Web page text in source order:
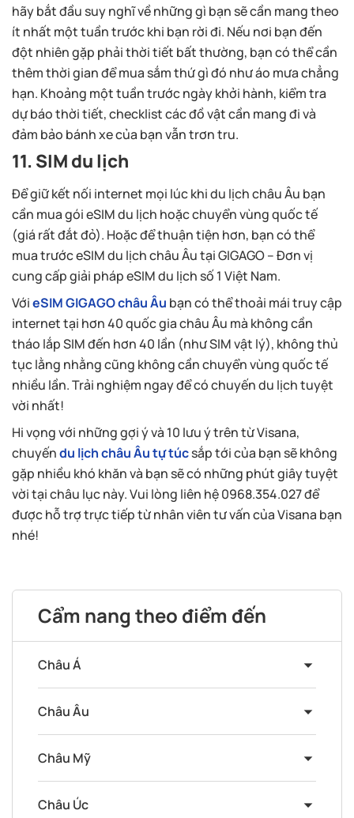
hãy bắt đầu suy nghĩ về những gì bạn sẽ cần mang theo
ít nhất một tuần trước khi bạn rời đi. Nếu nơi bạn đến
đột nhiên gặp phải thời tiết bất thường, bạn có thể cần
thêm thời gian để mua sắm thứ gì đó như áo mưa chẳng
hạn. Khoảng một tuần trước ngày khởi hành, kiểm tra
dự báo thời tiết, checklist các đồ vật cần mang đi và
đảm bảo bánh xe của bạn vẫn trơn tru.
11. SIM du lịch
Để giữ kết nối internet mọi lúc khi du lịch châu Âu bạn
cần mua gói eSIM du lịch hoặc chuyển vùng quốc tế
(giá rất đắt đỏ). Hoặc để thuận tiện hơn, bạn có thể
mua trước eSIM du lịch châu Âu tại GIGAGO – Đơn vị
cung cấp giải pháp eSIM du lịch số 1 Việt Nam.
VớieSIM GIGAGO châu Âu bạn có thể thoải mái truy cập
internet tại hơn 40 quốc gia châu Âu mà không cần
tháo lắp SIM đến hơn 40 lần (như SIM vật lý), không thủ
tục lằng nhằng cũng không cần chuyển vùng quốc tế
nhiều lần. Trải nghiệm ngay để có chuyến du lịch tuyệt
vời nhất!
Hi vọng với những gợi ý và 10 lưu ý trên từ Visana,
chuyếndu lịch châu Âu tự túcsắp tới của bạn sẽ không
gặp nhiều khó khăn và bạn sẽ có những phút giây tuyệt
vời tại châu lục này. Vui lòng liên hệ 0968.354.027 để
được hỗ trợ trực tiếp từ nhân viên tư vấn của Visana bạn
nhé!
Cẩm nang theo điểm đến
Châu Á
Châu Âu
Châu Mỹ
Châu Úc